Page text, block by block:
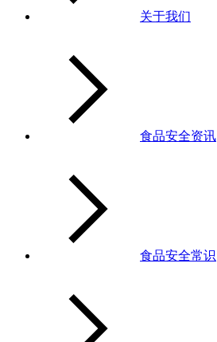
关于我们
食品安全资讯
食品安全常识